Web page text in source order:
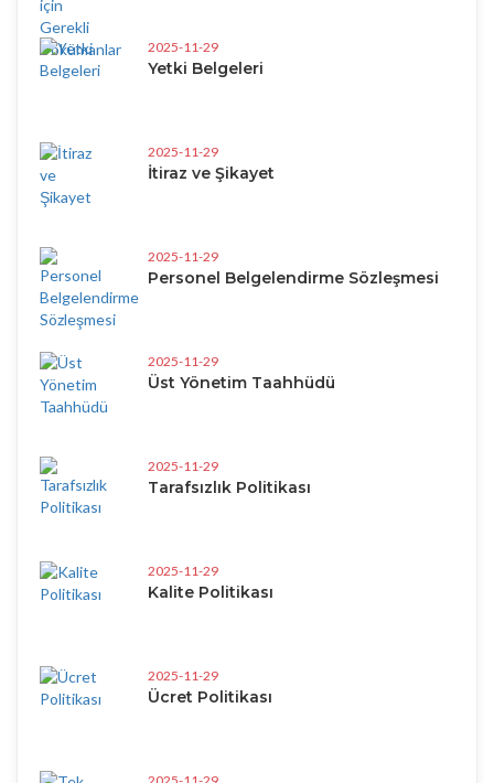
2025-11-29
Yetki Belgeleri
2025-11-29
İtiraz ve Şikayet
2025-11-29
Personel Belgelendirme Sözleşmesi
2025-11-29
Üst Yönetim Taahhüdü
2025-11-29
Tarafsızlık Politikası
2025-11-29
Kalite Politikası
2025-11-29
Ücret Politikası